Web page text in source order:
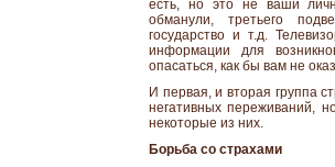
есть, но это не ваши
обманули, третьего
государство и т.д.
информации для
опасаться, как бы вам не
И первая, и вторая группа
негативных переживаний,
некоторые из них.
Борьба со страхами